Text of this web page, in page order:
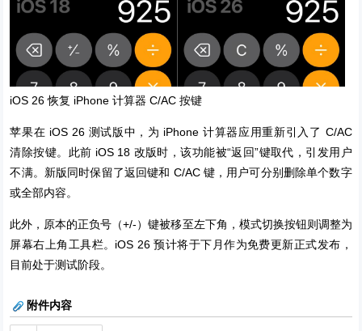
iOS 26 恢复 iPhone 计算器 C/AC 按键
苹果在 iOS 26 测试版中，为 iPhone 计算器应用重新引入了 C/AC
清除按键。此前 iOS 18 改版时，该功能被“返回”键取代，引发用户
不满。新版同时保留了返回键和 C/AC 键，用户可分别删除单个数字
或全部内容。
此外，原本的正负号（+/-）键被移至左下角，模式切换按钮则调整为
屏幕右上角工具栏。iOS 26 预计将于下月作为免费更新正式发布，
目前处于测试阶段。
附件内容